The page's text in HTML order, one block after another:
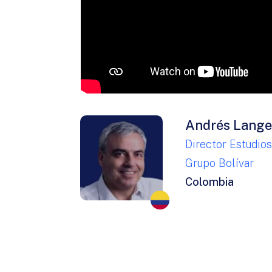
Andrés
Director
Grupo Bolívar
Colombia